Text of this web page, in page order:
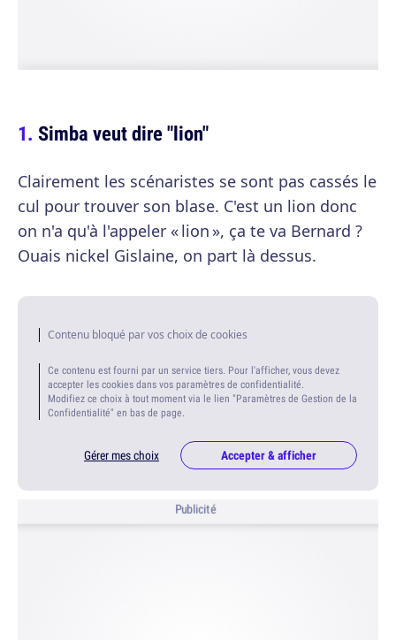
Simba veut dire "lion"
Clairement les scénaristes se sont pas cassés le
cul pour trouver son blase. C'est un lion donc
on n'a qu'à l'appeler « lion », ça te va Bernard ?
Ouais nickel Gislaine, on part là dessus.
Contenu bloqué par vos choix de cookies
Ce contenu est fourni par un service tiers. Pour l'afficher, vous devez
accepter les cookies dans vos paramètres de confidentialité.
Modifiez ce choix à tout moment via le lien "Paramètres de Gestion de la
Confidentialité" en bas de page.
Gérer mes choix Accepter & afficher
Publicité